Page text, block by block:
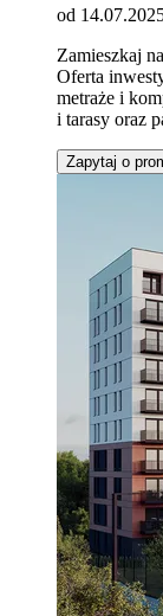
od
Zamieszkaj
Oferta
metraże i
i tarasy oraz
Zapytaj o